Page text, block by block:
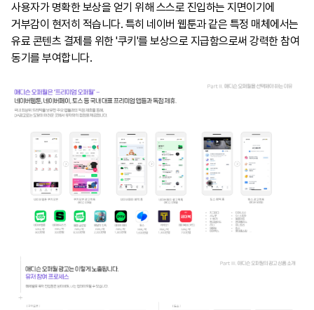
사용자가 명확한 보상을 얻기 위해 스스로 진입하는 지면이기에
거부감이 현저히 적습니다. 특히 네이버 웹툰과 같은 특정 매체에서는
유료 콘텐츠 결제를 위한 '쿠키'를 보상으로 지급함으로써 강력한 참여
동기를 부여합니다.